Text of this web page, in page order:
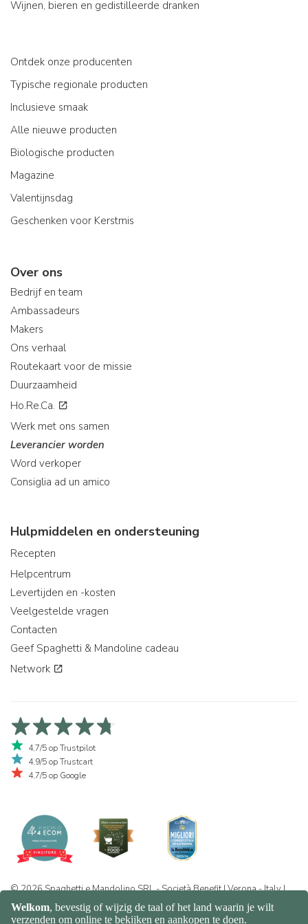
Wijnen, bieren en gedistilleerde dranken
Ontdek onze producenten
Typische regionale producten
Inclusieve smaak
Alle nieuwe producten
Biologische producten
Magazine
Valentijnsdag
Geschenken voor Kerstmis
Over ons
Bedrijf en team
Ambassadeurs
Makers
Ons verhaal
Routekaart voor de missie
Duurzaamheid
Ho.Re.Ca.
Werk met ons samen
Leverancier worden
Word verkoper
Consiglia ad un amico
Hulpmiddelen en ondersteuning
Recepten
Helpcentrum
Levertijden en -kosten
Veelgestelde vragen
Contacten
Geef Spaghetti & Mandoline cadeau
Network
4,7/5 op Trustpilot
4,9/5 op Trustcart
4,7/5 op Google
© 2026 Spaghetti e Mandolino SRL - Società Benefit | Verona - Italy |
+39 351 865 9444 | P.I. IT04913730232 | Certificazione BIO: IT-BIO-
016.380-0110744.2026.001 | REA VR-455804 |Privacy- en